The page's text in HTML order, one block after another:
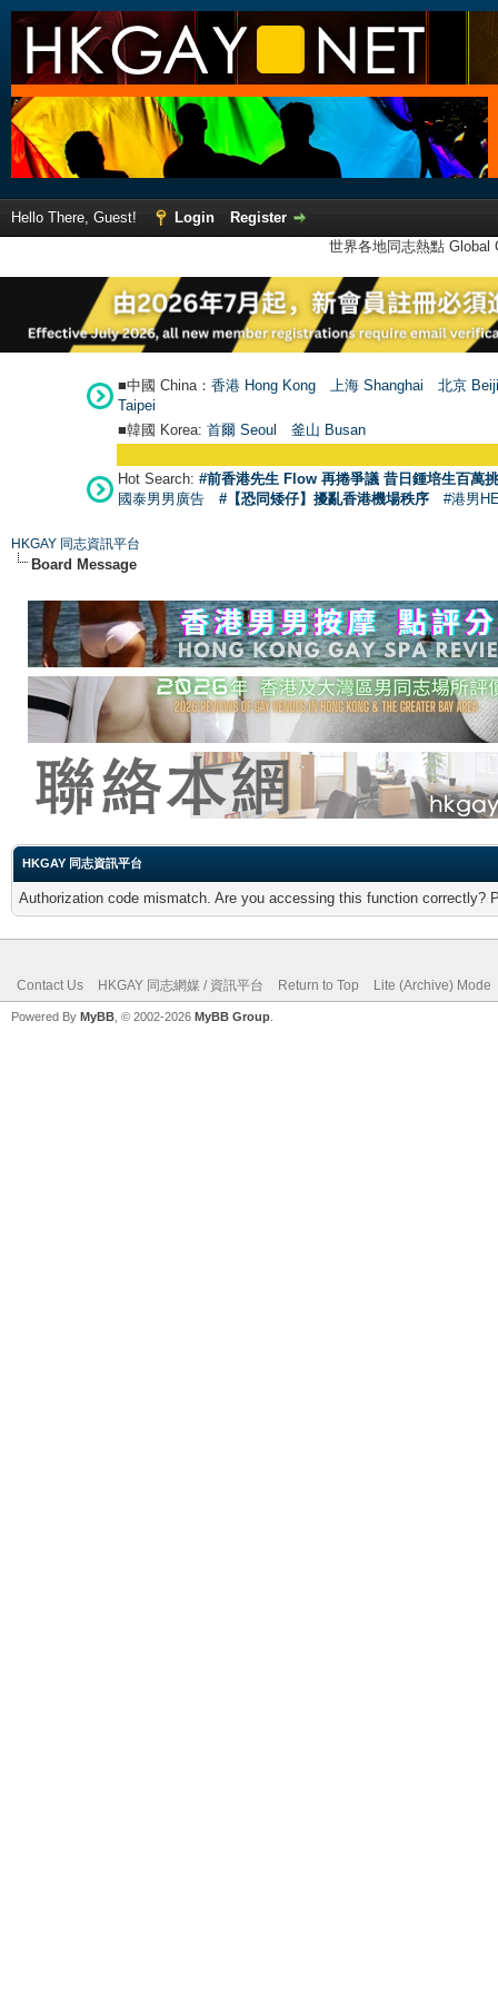
Hello There, Guest! Login
Register
世界各地同志熱點
■中國 China： 香港 Hong Kong 上海 Shanghai
北京
Taipei
■韓國 Korea: 首爾 Seoul 釜山 Busan
Hot Search: #前香港先生 Flow 再捲爭議 昔日鍾培生百萬
國泰男男廣告
#【恐同矮仔】擾亂香港機場秩序 #港男
HKGAY 同志資訊平台
Board Message
HKGAY 同志資訊平台
Authorization code mismatch. Are you accessing this function correctly?
Contact Us HKGAY 同志網媒 / 資訊平台 Return to Top Lite (Archive) Mode
Powered By MyBB , © 2002-2026 MyBB Group